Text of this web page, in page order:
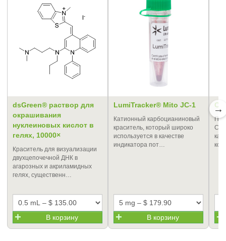
dsGreen® раствор для
окрашивания
нуклеиновых кислот в
гелях, 10000×
Краситель для визуализации
двухцепочечной ДНК в
агарозных и акриламидных
гелях, существенн…
В корзину
LumiTracker® Mito JC-1
Катионный карбоцианиновый
краситель, который широко
используется в качестве
индикатора пот…
В корзину
→